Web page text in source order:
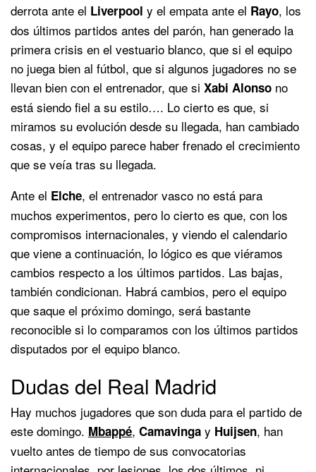
derrota ante el Liverpool y el empata ante el Rayo, los
dos últimos partidos antes del parón, han generado la
primera crisis en el vestuario blanco, que si el equipo
no juega bien al fútbol, que si algunos jugadores no se
llevan bien con el entrenador, que si Xabi Alonso no
está siendo fiel a su estilo…. Lo cierto es que, si
miramos su evolución desde su llegada, han cambiado
cosas, y el equipo parece haber frenado el crecimiento
que se veía tras su llegada.
Ante el Elche, el entrenador vasco no está para
muchos experimentos, pero lo cierto es que, con los
compromisos internacionales, y viendo el calendario
que viene a continuación, lo lógico es que viéramos
cambios respecto a los últimos partidos. Las bajas,
también condicionan. Habrá cambios, pero el equipo
que saque el próximo domingo, será bastante
reconocible si lo comparamos con los últimos partidos
disputados por el equipo blanco.
Dudas del Real Madrid
Hay muchos jugadores que son duda para el partido de
este domingo. Mbappé, Camavinga y Huijsen, han
vuelto antes de tiempo de sus convocatorias